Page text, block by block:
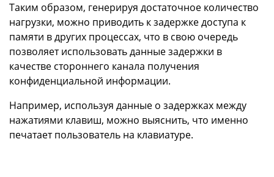
Таким образом, генерируя достаточное количество
нагрузки, можно приводить к задержке доступа к
памяти в других процессах, что в свою очередь
позволяет использовать данные задержки в
качестве стороннего канала получения
конфиденциальной информации.
Например, используя данные о задержках между
нажатиями клавиш, можно выяснить, что именно
печатает пользователь на клавиатуре.